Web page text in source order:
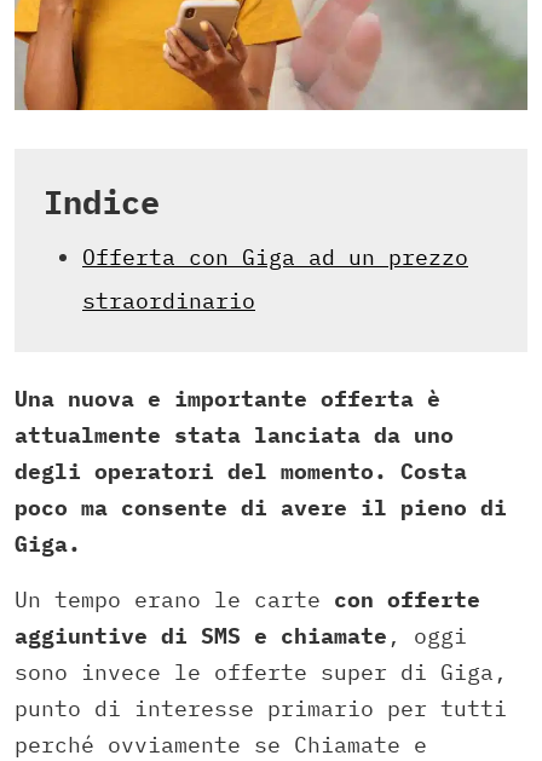
Indice
Offerta con Giga ad un prezzo
straordinario
Una nuova e importante offerta è
attualmente stata lanciata da uno
degli operatori del momento. Costa
poco ma consente di avere il pieno di
Giga.
Un tempo erano le carte con offerte
aggiuntive di SMS e chiamate , oggi
sono invece le offerte super di Giga,
punto di interesse primario per tutti
perché ovviamente se Chiamate e